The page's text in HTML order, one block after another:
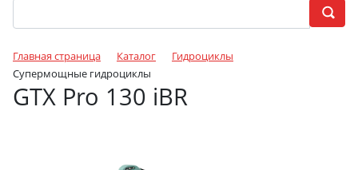
Главная страница Каталог
Гидроциклы
Супермощные гидроциклы
GTX Pro 130 iBR